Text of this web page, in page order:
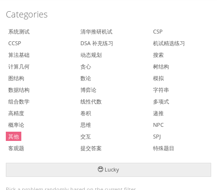
Categories
系统测试 清华推研机试
CSP
CCSP
DSA 补充练习
机试精选练习
算法基础
动态规划
搜索
计算几何
贪心
树结构
图结构
数论
模拟
数据结构
博弈论
字符串
组合数学
线性代数
多项式
高精度
卷积
递推
概率论
思维
NPC
其他
交互
SPJ
客观题
提交答案 特殊题目
Lucky